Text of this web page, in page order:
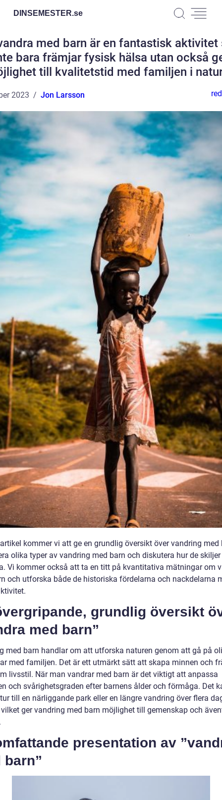
DINSEMESTER.se
med barn är en fantastisk aktivitet
bara främjar fysisk hälsa utan också
till kvalitetstid med familjen i
2023 Jon Larsson
kommer vi att ge en grundlig översikt över vandring med
olika typer av vandring med barn och diskutera hur de
Vi kommer också att ta en titt på kvantitativa mätningar om
och utforska både de historiska fördelarna och nackdelarna
grundlig översikt
med barn”
med barn handlar om att utforska naturen genom att gå på
med familjen. Det är ett utmärkt sätt att skapa minnen och
livsstil. När man vandrar med barn är det viktigt att anpassa
och svårighetsgraden efter barnens ålder och förmåga. Det
till en närliggande park eller en längre vandring över flera
ger vandring med barn möjlighet till gemenskap och
presentation av
barn”